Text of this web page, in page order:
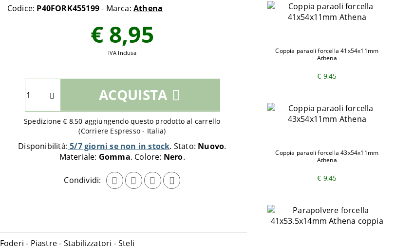
Codice: P40FORK455199- Marca:Athena
Disponibilità: 5/7 giorni se non in stock Stato: Nuovo
Materiale: Gomma Colore: Nero
Condividi:
€ 8,95
IVA Inclusa
quantità
aggiungere
al
ACQUISTA
Spedizione € 8,50 aggiungendo questo prodotto al carrello
(Corriere Espresso - Italia)
Foderi - Piastre - Stabilizzatori - Steli
Coppia paraoli forcella 41x54x11mm
Athena
€ 9,45
Coppia paraoli forcella 43x54x11mm
Athena
€ 9,45